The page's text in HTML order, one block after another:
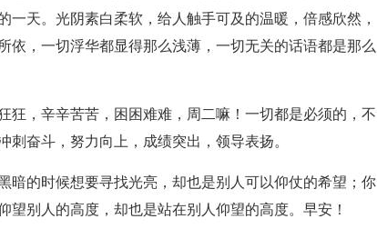
天。光阴素白柔软，给人触手可及的温暖，倍感欣然，
依，一切浮华都显得那么浅薄，一切无关的话语都是那么
狂，辛辛苦苦，困困难难，周二嘛！一切都是必须的，不
奋斗，努力向上，成绩突出，领导表扬。
暗的时候想要寻找光亮，却也是别人可以仰仗的希望；你
别人的高度，却也是站在别人仰望的高度。早安！